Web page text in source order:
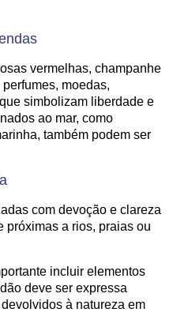
vermelhas, champanhe
moedas,
simbolizam liberdade e
ao mar, como
também podem ser
com devoção e clareza
próximas a rios, praias ou
incluir elementos
deve ser expressa
à natureza em